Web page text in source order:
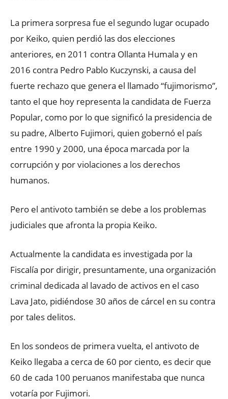
La primera sorpresa fue el segundo lugar ocupado
por Keiko, quien perdió las dos elecciones
anteriores, en 2011 contra Ollanta Humala y en
2016 contra Pedro Pablo Kuczynski, a causa del
fuerte rechazo que genera el llamado “fujimorismo”,
tanto el que hoy representa la candidata de Fuerza
Popular, como por lo que significó la presidencia de
su padre, Alberto Fujimori, quien gobernó el país
entre 1990 y 2000, una época marcada por la
corrupción y por violaciones a los derechos
humanos.
Pero el antivoto también se debe a los problemas
judiciales que afronta la propia Keiko.
Actualmente la candidata es investigada por la
Fiscalía por dirigir, presuntamente, una organización
criminal dedicada al lavado de activos en el caso
Lava Jato, pidiéndose 30 años de cárcel en su contra
por tales delitos.
En los sondeos de primera vuelta, el antivoto de
Keiko llegaba a cerca de 60 por ciento, es decir que
60 de cada 100 peruanos manifestaba que nunca
votaría por Fujimori.